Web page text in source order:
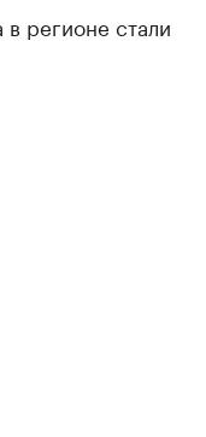
регионе стали